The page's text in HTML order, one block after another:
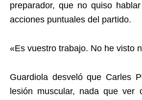
preparador, que no quiso
acciones puntuales del partido.
«Es vuestro trabajo. No he visto
Guardiola desveló que Carles
lesión muscular, nada que